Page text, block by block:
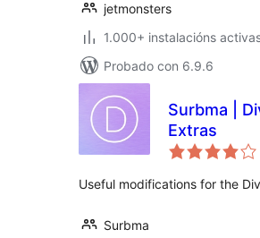
jetmonsters
1.000+ instalacións
Probado con 6.9.6
Surbma |
Extras
Useful modifications for the
Surbma